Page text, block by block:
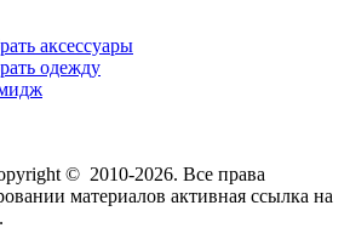
аксессуары
одежду
© 2010-2026. Все права
материалов активная ссылка на